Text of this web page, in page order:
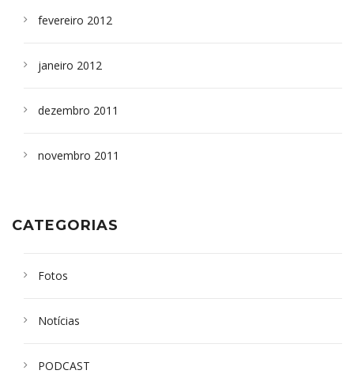
fevereiro 2012
janeiro 2012
dezembro 2011
novembro 2011
CATEGORIAS
Fotos
Notícias
PODCAST